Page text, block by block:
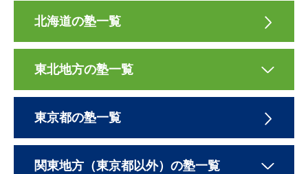
北海道の塾一覧
東北地方の塾一覧
東京都の塾一覧
関東地方（東京都以外）の塾一覧